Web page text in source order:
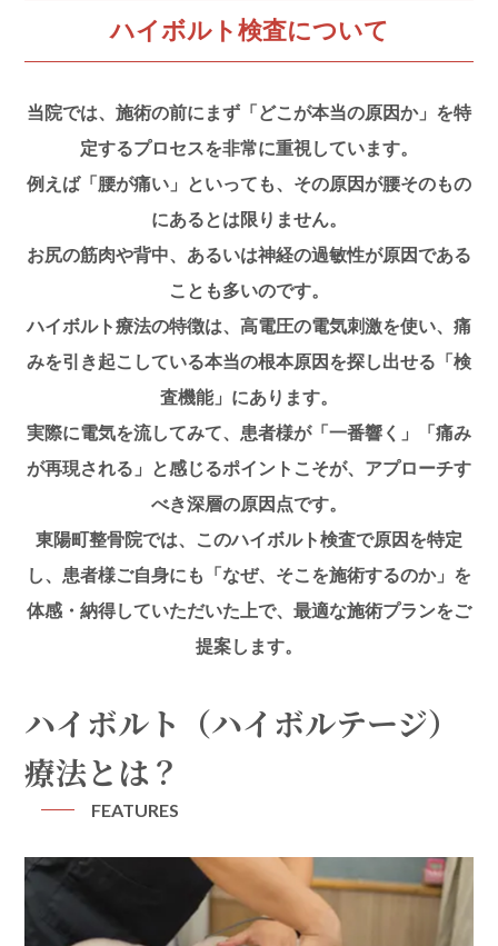
ハイボルト検査について
当院では、施術の前にまず「どこが本当の原因か」を特
定するプロセスを非常に重視しています。
例えば「腰が痛い」といっても、その原因が腰そのもの
にあるとは限りません。
お尻の筋肉や背中、あるいは神経の過敏性が原因である
ことも多いのです。
ハイボルト療法の特徴は、高電圧の電気刺激を使い、痛
みを引き起こしている本当の根本原因を探し出せる「検
査機能」にあります。
実際に電気を流してみて、患者様が「一番響く」「痛み
が再現される」と感じるポイントこそが、アプローチす
べき深層の原因点です。
東陽町整骨院では、このハイボルト検査で原因を特定
し、患者様ご自身にも「なぜ、そこを施術するのか」を
体感・納得していただいた上で、最適な施術プランをご
提案します。
ハイボルト（ハイボルテージ）
療法とは？
FEATURES